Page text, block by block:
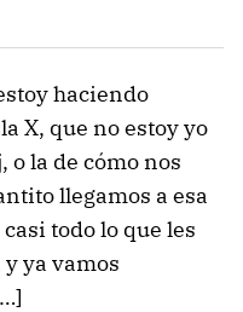
haciendo
X, que no estoy yo
o la de cómo nos
llegamos a esa
todo lo que les
ya vamos